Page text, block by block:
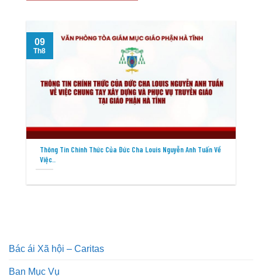
Thông Tin Chính Thức Của Đức Cha Louis Nguyễn Anh Tuấn Về
Việc..
09
Th8
Bác ái Xã hội – Caritas
Ban Mục Vụ